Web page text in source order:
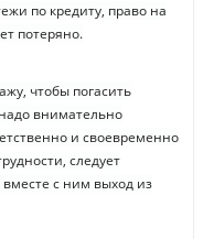
по кредиту, право на
потеряно.
чтобы погасить
внимательно
и своевременно
следует
с ним выход из